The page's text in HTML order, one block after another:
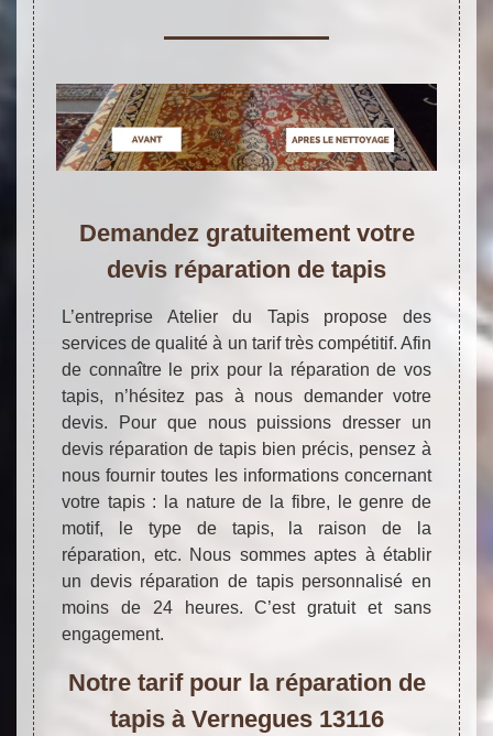
Demandez gratuitement votre
devis réparation de tapis
L’entreprise Atelier du Tapis propose des
services de qualité à un tarif très compétitif. Afin
de connaître le prix pour la réparation de vos
tapis, n’hésitez pas à nous demander votre
devis. Pour que nous puissions dresser un
devis réparation de tapis bien précis, pensez à
nous fournir toutes les informations concernant
votre tapis : la nature de la fibre, le genre de
motif, le type de tapis, la raison de la
réparation, etc. Nous sommes aptes à établir
un devis réparation de tapis personnalisé en
moins de 24 heures. C’est gratuit et sans
engagement.
Notre tarif pour la réparation de
tapis à Vernegues 13116